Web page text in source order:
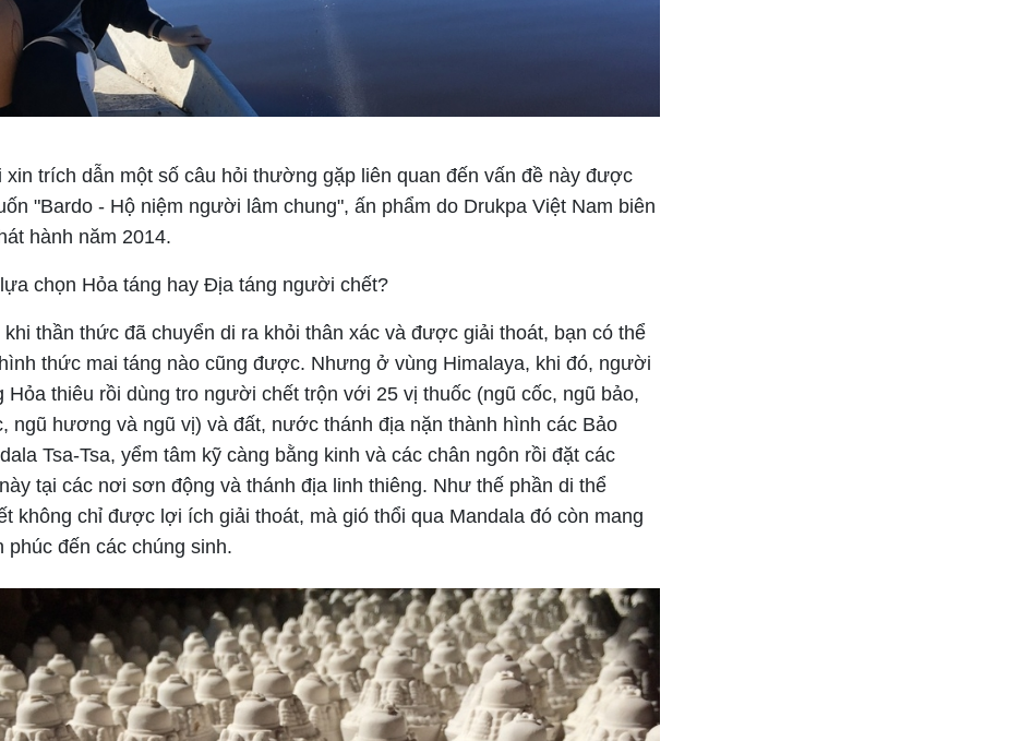
xin trích dẫn một số câu hỏi thường gặp liên quan đến vấn đề này được
"Bardo - Hộ niệm người lâm chung", ấn phẩm do Drukpa Việt Nam biên
hành năm 2014.
chọn Hỏa táng hay Địa táng người chết?
khi thần thức đã chuyển di ra khỏi thân xác và được giải thoát, bạn có thể
thức mai táng nào cũng được. Nhưng ở vùng Himalaya, khi đó, người
Hỏa thiêu rồi dùng tro người chết trộn với 25 vị thuốc (ngũ cốc, ngũ bảo,
ngũ hương và ngũ vị) và đất, nước thánh địa nặn thành hình các Bảo
Tsa-Tsa, yểm tâm kỹ càng bằng kinh và các chân ngôn rồi đặt các
tại các nơi sơn động và thánh địa linh thiêng. Như thế phần di thể
không chỉ được lợi ích giải thoát, mà gió thổi qua Mandala đó còn mang
phúc đến các chúng sinh.